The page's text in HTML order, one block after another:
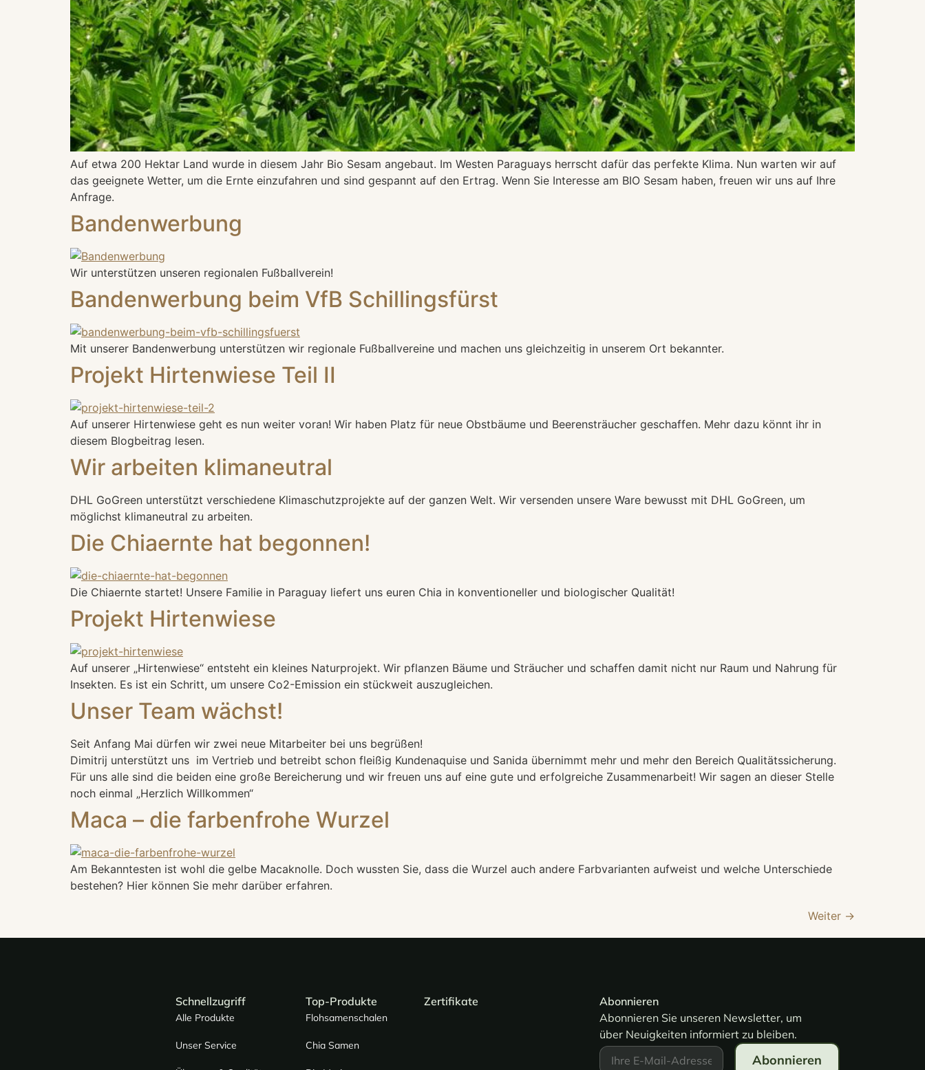
Auf etwa 200 Hektar Land wurde in diesem Jahr Bio Sesam angebaut. Im Westen Paraguays herrscht dafür das perfekte Klima. Nun warten wir auf
das geeignete Wetter, um die Ernte einzufahren und sind gespannt auf den Ertrag. Wenn Sie Interesse am BIO Sesam haben, freuen wir uns auf Ihre
Anfrage.
Bandenwerbung
Wir unterstützen unseren regionalen Fußballverein!
Bandenwerbung beim VfB Schillingsfürst
Mit unserer Bandenwerbung unterstützen wir regionale Fußballvereine und machen uns gleichzeitig in unserem Ort bekannter.
Projekt Hirtenwiese Teil II
Auf unserer Hirtenwiese geht es nun weiter voran! Wir haben Platz für neue Obstbäume und Beerensträucher geschaffen. Mehr dazu könnt ihr in
diesem Blogbeitrag lesen.
Wir arbeiten klimaneutral
DHL GoGreen unterstützt verschiedene Klimaschutzprojekte auf der ganzen Welt. Wir versenden unsere Ware bewusst mit DHL GoGreen, um
möglichst klimaneutral zu arbeiten.
Die Chiaernte hat begonnen!
Die Chiaernte startet! Unsere Familie in Paraguay liefert uns euren Chia in konventioneller und biologischer Qualität!
Projekt Hirtenwiese
Auf unserer „Hirtenwiese“ entsteht ein kleines Naturprojekt. Wir pflanzen Bäume und Sträucher und schaffen damit nicht nur Raum und Nahrung für
Insekten. Es ist ein Schritt, um unsere Co2-Emission ein stückweit auszugleichen.
Unser Team wächst!
Seit Anfang Mai dürfen wir zwei neue Mitarbeiter bei uns begrüßen!
Dimitrij unterstützt uns im Vertrieb und betreibt schon fleißig Kundenaquise und Sanida übernimmt mehr und mehr den Bereich Qualitätssicherung.
Für uns alle sind die beiden eine große Bereicherung und wir freuen uns auf eine gute und erfolgreiche Zusammenarbeit! Wir sagen an dieser Stelle
noch einmal „Herzlich Willkommen“
Maca – die farbenfrohe Wurzel
Am Bekanntesten ist wohl die gelbe Macaknolle. Doch wussten Sie, dass die Wurzel auch andere Farbvarianten aufweist und welche Unterschiede
bestehen? Hier können Sie mehr darüber erfahren.
Weiter →
Schnellzugriff
Alle Produkte
Unser Service
Top-Produkte
Flohsamenschalen
Chia Samen
Zertifikate
Abonnieren
Abonnieren Sie unseren Newsletter, um
über Neuigkeiten informiert zu bleiben.
Abonnieren